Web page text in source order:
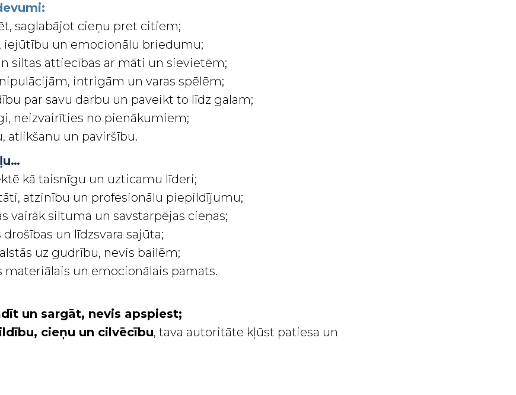
saglabājot cieņu pret citiem;
iejūtību un emocionālu briedumu;
siltas attiecības ar māti un sievietēm;
intrigām un varas spēlēm;
par savu darbu un paveikt to līdz galam;
neizvairīties no pienākumiem;
atlikšanu un paviršību.
kā taisnīgu un uzticamu līderi;
atzinību un profesionālu piepildījumu;
vairāk siltuma un savstarpējas cieņas;
un līdzsvara sajūta;
uz gudrību, nevis bailēm;
materiālais un emocionālais pamats.
un sargāt, nevis apspiest;
cieņu un cilvēcību, tava autoritāte kļūst patiesa un